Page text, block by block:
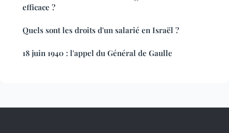
efficace ?
Quels sont les droits d'un salarié en Israël ?
18 juin 1940 : l'appel du Général de Gaulle